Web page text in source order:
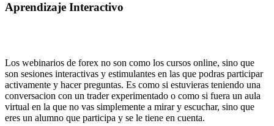
Aprendizaje Interactivo
Los webinarios de forex no son como los cursos online, sino que
son sesiones interactivas y estimulantes en las que podras participar
activamente y hacer preguntas. Es como si estuvieras teniendo una
conversacion con un trader experimentado o como si fuera un aula
virtual en la que no vas simplemente a mirar y escuchar, sino que
eres un alumno que participa y se le tiene en cuenta.